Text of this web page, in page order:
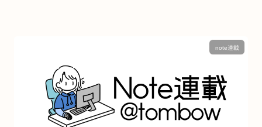
note連載